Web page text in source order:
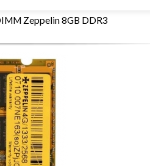
Zeppelin 8GB DDR3